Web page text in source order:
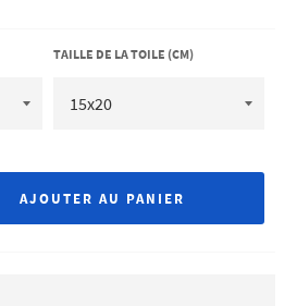
TAILLE DE LA TOILE (CM)
AJOUTER AU PANIER